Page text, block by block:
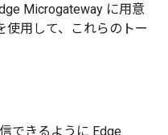
Microgateway に用意
使用して、これらのトー
できるように Edge